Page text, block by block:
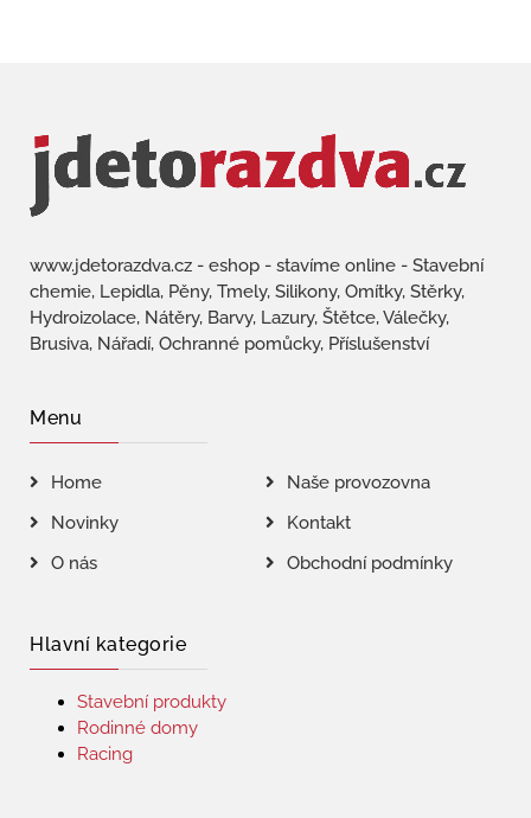
www.jdetorazdva.cz - eshop - stavíme online - Stavební
chemie, Lepidla, Pěny, Tmely, Silikony, Omítky, Stěrky,
Hydroizolace, Nátěry, Barvy, Lazury, Štětce, Válečky,
Brusiva, Nářadí, Ochranné pomůcky, Příslušenství
Menu
Home
Naše provozovna
Novinky
Kontakt
O nás
Obchodní podmínky
Hlavní kategorie
Stavební produkty
Rodinné domy
Racing